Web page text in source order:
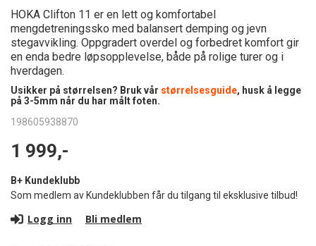
HOKA Clifton 11 er en lett og komfortabel
mengdetreningssko med balansert demping og jevn
stegavvikling. Oppgradert overdel og forbedret komfort gir
en enda bedre løpsopplevelse, både på rolige turer og i
hverdagen.
Usikker på størrelsen? Bruk vår størrelsesguide, husk å legge
på 3-5mm når du har målt foten.
198605938870
1 999,-
B+ Kundeklubb
Som medlem av Kundeklubben får du tilgang til eksklusive tilbud!
Logg inn Bli medlem